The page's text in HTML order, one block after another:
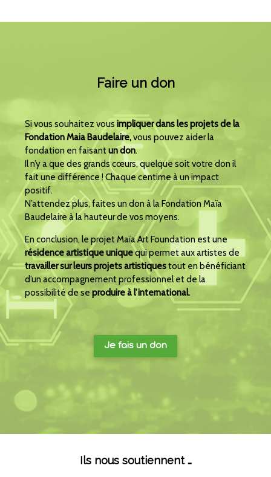
Faire un don
Si vous souhaitez vousimpliquer dans les projets de la
Fondation Maia Baudelaire,vous pouvez aider la
fondation en faisantun don.
Il n’y a que des grands cœurs, quelque soit votre don il
fait une différence ! Chaque centime à un impact
positif.
N’attendez plus, faites un don à la Fondation Maïa
Baudelaire à la hauteur de vos moyens.
En conclusion, le projet Maïa Art Foundation est une
résidence artistique uniquequi permet aux artistes de
travailler sur leurs projets artistiquestout en bénéficiant
d’un accompagnement professionnel et de la
possibilité de seproduire à l’international.
Je fais un don
Ils nous soutiennent …